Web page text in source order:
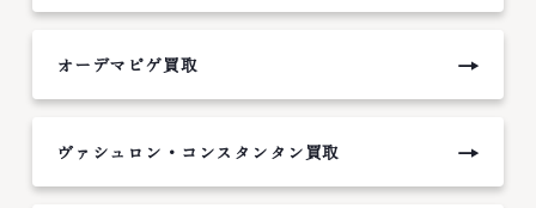
オーデマピゲ買取 →
ヴァシュロン・コンスタンタン買取 →